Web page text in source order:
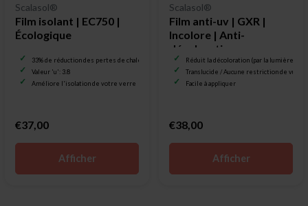
Scalasol®
Film isolant | EC750 |
Écologique
33% de réduction des pertes de chaleur
Valeur 'u': 3.8
Améliore l'isolation de votre verre
€37,00
Afficher
Scalasol®
Film anti-uv | GXR |
Incolore | Anti-
décoloration
Réduit la décoloration (par la lumière UV)
Translucide / Aucune restriction de vue
Facile à appliquer
€38,00
Afficher